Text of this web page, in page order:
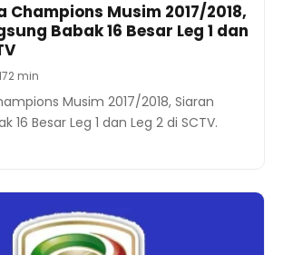
Champions Musim 2017/2018,
Babak 16 Besar Leg 1 dan
2 min
Musim 2017/2018, Siaran
16 Besar Leg 1 dan Leg 2 di SCTV.